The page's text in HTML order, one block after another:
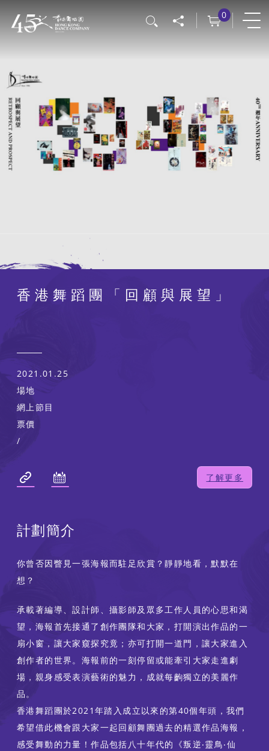
容
0
香港舞蹈團「回顧與展望」
了解更多
2021.01.25
場地
網上節目
票價
/
計劃簡介
你曾否因瞥見一張海報而駐足欣賞？靜靜地看，默默在
想？
承載著編導、設計師、攝影師及眾多工作人員的心思和渴
望，海報首先接通了創作團隊和大家，打開演出作品的一
扇小窗，讓大家窺探究竟；亦可打開一道門，讓大家進入
創作者的世界。海報前的一刻停留或能牽引大家走進劇
場，親身感受表演藝術的魅力，成就每齣獨立的美麗作
品。
香港舞蹈團於2021年踏入成立以來的第40個年頭，我們
希望借此機會跟大家一起回顧舞團過去的精選作品海報，
感受舞動的力量！作品包括八十年代的《叛逆‧靈鳥‧仙